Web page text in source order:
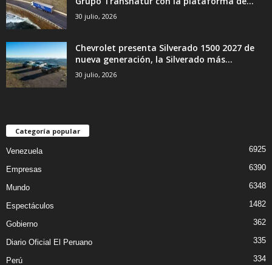
30 julio, 2026
Chevrolet presenta Silverado 1500 2027 de
nueva generación, la Silverado más...
30 julio, 2026
Categoría popular
Venezuela 6925
Empresas 6390
Mundo 6348
Espectáculos 1482
Gobierno 362
Diario Oficial El Peruano 335
Perú 334